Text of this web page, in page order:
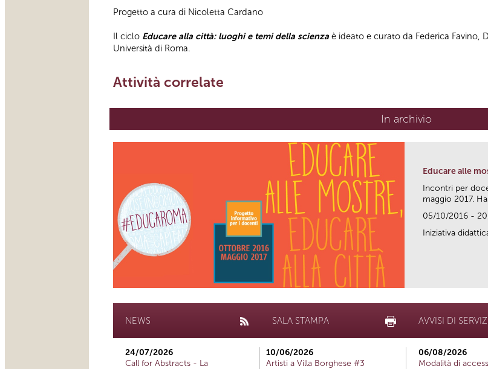
Progetto a cura di Nicoletta Cardano
Il ciclo Educare alla città: luoghi e temi della scienza è ideato e curato da Federica Favino,
Università di Roma.
Attività correlate
In archivio
Educare alle
Incontri per
maggio 2017.
05/10/2016 -
Iniziativa
NEWS
24/07/2026
Call for Abstracts - La
SALA STAMPA
10/06/2026
Artisti a Villa Borghese #3
AVVISI DI
06/08/2026
Modalità di